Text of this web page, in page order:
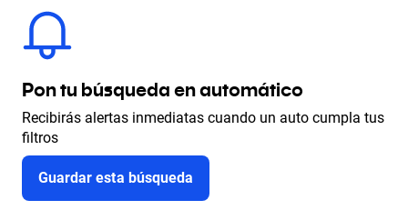
Pon tu búsqueda en automático
Recibirás alertas inmediatas cuando un auto cumpla tus
filtros
Guardar esta búsqueda